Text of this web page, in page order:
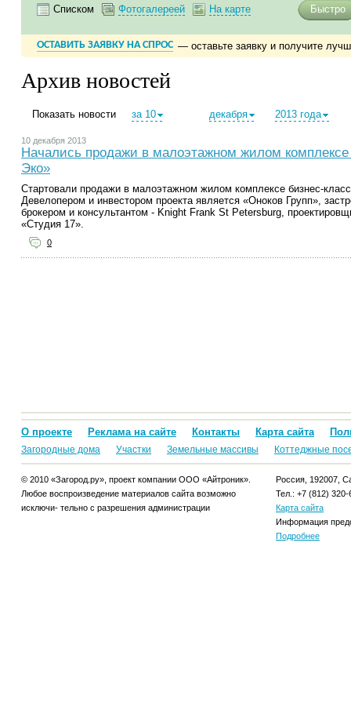
Списком
Фотогалереей На карте Быстро
ОСТАВИТЬ ЗАЯВКУ НА СПРОС — оставьте заявку и получите
Архив новостей
Показать новости за 10 декабря 2013 года
10 декабря 2013
Начались продажи в малоэтажном жилом комплексе
Эко»
Стартовали продажи в малоэтажном жилом комплексе бизнес-
Девелопером и инвестором проекта является «Оноков Групп»,
брокером и консультантом - Knight Frank St Petersburg,
«Студия 17».
0
О проекте Реклама на сайте Контакты Карта сайта
Загородные дома Участки Земельные массивы Коттеджные
© 2010 «Загород.ру», проект компании ООО «Айтроник».
Любое воспроизведение материалов сайта возможно
исключи- тельно с разрешения администрации
Россия, 192007,
Тел.: +7 (812) 320-
Карта сайта
Информация
Подробнее